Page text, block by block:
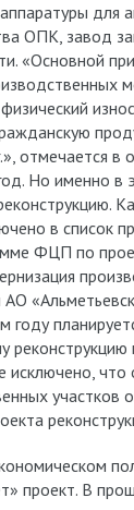
для
ОПК, завод
«Основной
отмечается в
Но именно в
в список
ФЦП по
АО
году
исключено, что
участков
проект. В